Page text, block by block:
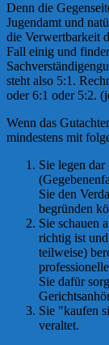
Denn die
Jugendamt und
die Verwertbarkeit
Fall einig und
steht also 5:1.
oder 6:1 oder 5:2.
Wenn das
mindestens mit
Sie legen
Sie den
begründen
Sie schauen
richtig ist
teilweise)
Sie dafür
Sie "kaufen
veraltet.